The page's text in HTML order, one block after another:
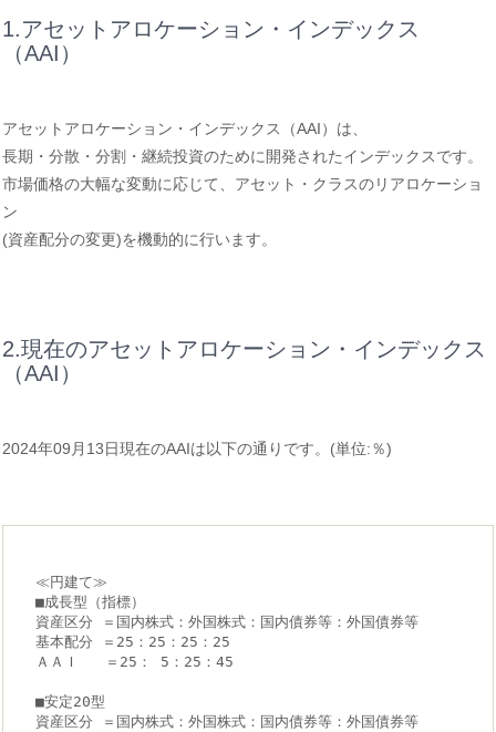
1.アセットアロケーション・インデックス
（AAI）
アセットアロケーション・インデックス（AAI）は、
長期・分散・分割・継続投資のために開発されたインデックスです。
市場価格の大幅な変動に応じて、アセット・クラスのリアロケーショ
ン
(資産配分の変更)を機動的に行います。
2.現在のアセットアロケーション・インデックス
（AAI）
2024年09月13日現在のAAIは以下の通りです。(単位:％)
≪円建て≫
■成長型（指標）
資産区分 ＝国内株式：外国株式：国内債券等：外国債券等
基本配分 ＝25：25：25：25
ＡＡＩ   ＝25： 5：25：45
■安定20型
資産区分 ＝国内株式：外国株式：国内債券等：外国債券等